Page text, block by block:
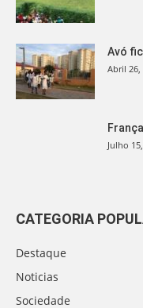
Avó
Abril 26,
Julho
CATEGORIA
Destaque
Noticias
Sociedade